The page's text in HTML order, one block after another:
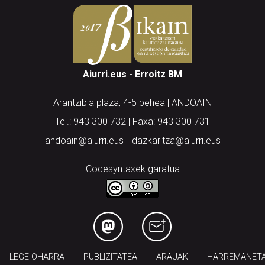
Aiurri.eus - Erroitz BM
Arantzibia plaza, 4-5 behea | ANDOAIN
Tel.: 943 300 732 | Faxa: 943 300 731
andoain@aiurri.eus | idazkaritza@aiurri.eus
Codesyntaxek garatua
LEGE OHARRA PUBLIZITATEA ARAUAK